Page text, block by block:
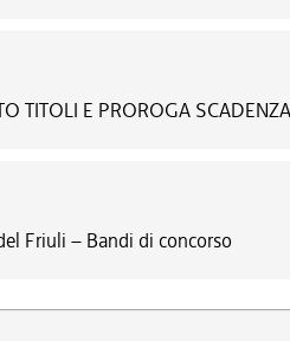
TITOLI E PROROGA
Friuli – Bandi di concorso